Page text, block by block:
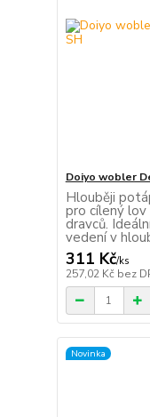
Doiyo wobler
Hlouběji
pro cílený lov
dravců.
vedení v
311 Kč/ks
257,02 Kč bez
Novinka